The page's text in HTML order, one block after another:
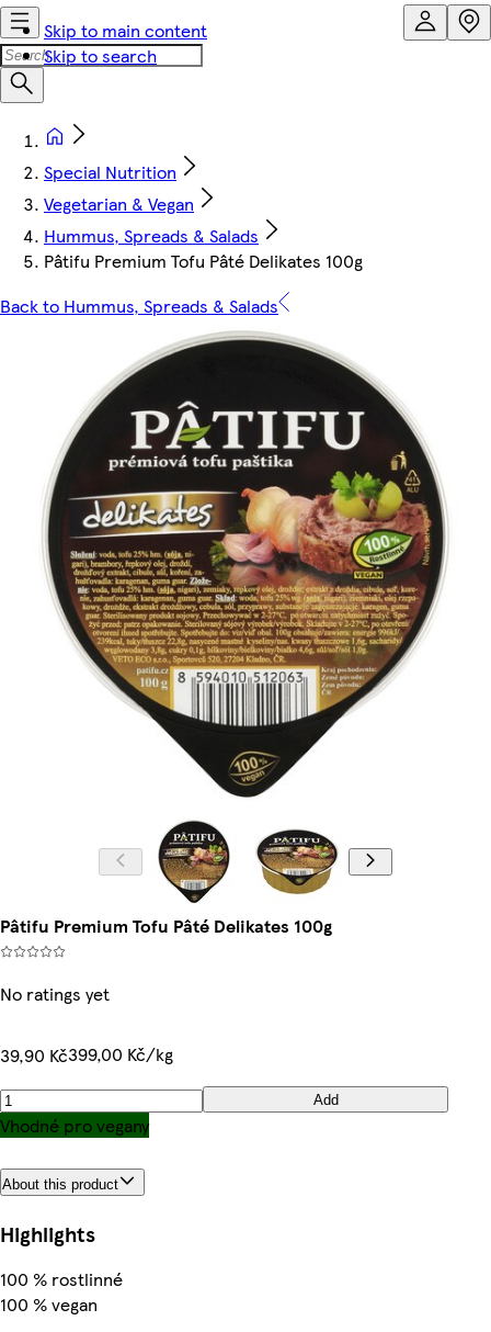
Skip to main content
Skip to search
Special Nutrition
Vegetarian & Vegan
Hummus, Spreads & Salads
Pâtifu Premium Tofu Pâté Delikates 100g
Back to Hummus, Spreads & Salads
Pâtifu Premium Tofu Pâté Delikates 100g
No ratings yet
39,90 Kč399,00 Kč/kg
Add
Vhodné pro vegany
About this product
Highlights
100 % rostlinné
100 % vegan